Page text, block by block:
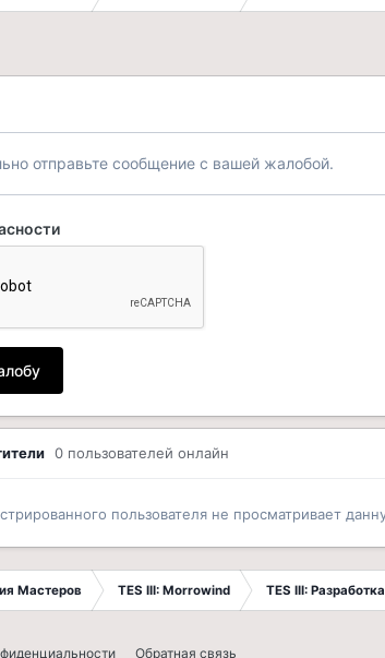
отправьте сообщение с вашей жалобой.
0 пользователей онлайн
пользователя не просматривает
Мастеров TES III: Morrowind TES III:
Обратная связь